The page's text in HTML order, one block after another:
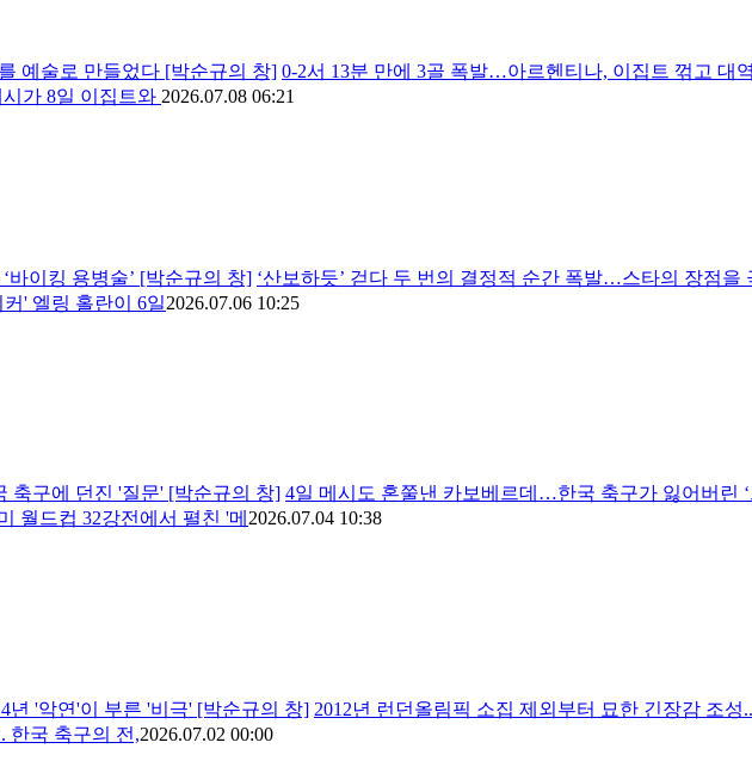
예술로 만들었다 [박순규의 창] 0-2서 13분 만에 3골 폭발…아르헨티나, 이집트 꺾고 대
가 8일 이집트와 2026.07.08 06:21
바이킹 용병술’ [박순규의 창] ‘산보하듯’ 걷다 두 번의 결정적 순간 폭발…스타의 장점을
' 엘링 홀란이 6일2026.07.06 10:25
축구에 던진 '질문' [박순규의 창] 4일 메시도 혼쭐낸 카보베르데…한국 축구가 잃어버린
월드컵 32강전에서 펼친 '메 2026.07.04 10:38
년 '악연'이 부른 '비극' [박순규의 창] 2012년 런던올림픽 소집 제외부터 묘한 긴장감 조
한국 축구의 전,2026.07.02 00:00